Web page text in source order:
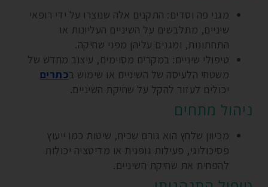
מגני פה וסדים: התקנים אלה שנוצרו על ידי רופאי
שיניים, מתלבשים על השיניים העליונות או
התחתונות, ומגנים עליהן מפני שחיקה.
טיפולי שיניים: במקרים מסוימים, עיצוב מחדש של
משטחי הלעיסה של השיניים או שימוש ב כתרים
יכולים לעזור להקל על שחיקת השיניים.
ניהול מתחים
מכיוון שלחץ הוא גורם שכיח, שיטות כמו ייעוץ
פסיכולוגי, פעילות גופנית או מדיטציה יכולות
להפחית את שחיקת השיניים.